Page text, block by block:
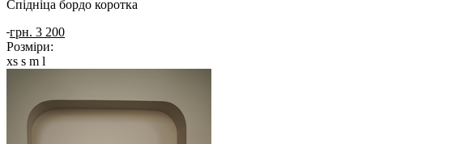
Спідніца бордо коротка
грн. 3 200
Розміри:
xs s m l